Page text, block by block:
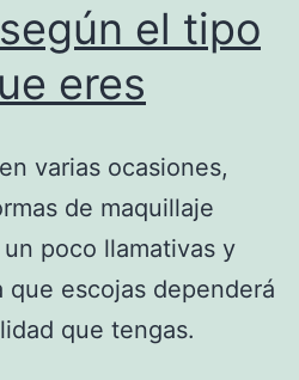
el tipo
eres
varias ocasiones,
de maquillaje
poco llamativas y
que escojas dependerá
que tengas.